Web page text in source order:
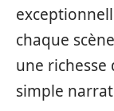
chaque
une
simple